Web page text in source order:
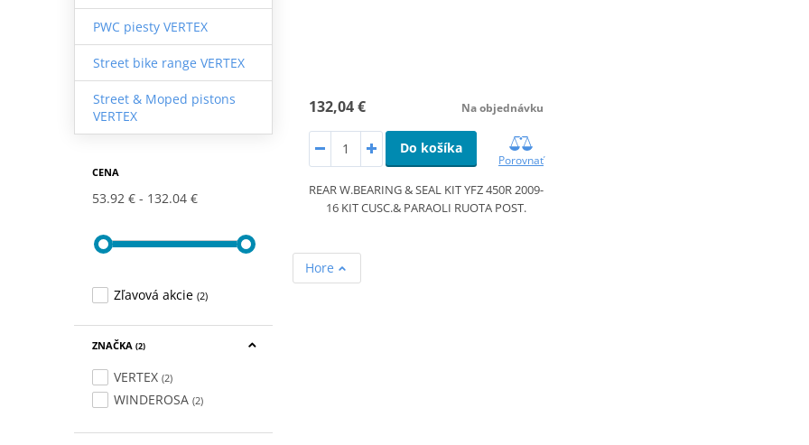
PWC piesty VERTEX
Street bike range VERTEX
Street & Moped pistons
VERTEX
CENA
53.92 € 132.04 €
Zľavová akcie (2)
ZNAČKA (2)
VERTEX (2)
WINDEROSA (2)
132,04 € Na objednávku
Do košíka
Porovnať
REAR W.BEARING & SEAL KIT YFZ 450R 2009-
16 KIT CUSC.& PARAOLI RUOTA POST.
Hore